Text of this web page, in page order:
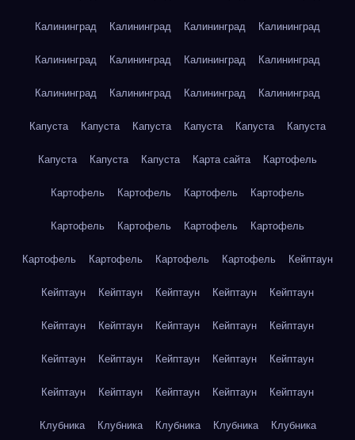
Калининград Калининград Калининград Калининград
Калининград Калининград Калининград Калининград
Калининград Калининград Калининград Калининград
Капуста Капуста Капуста Капуста Капуста Капуста
Капуста Капуста Капуста Карта сайта Картофель
Картофель Картофель Картофель Картофель
Картофель Картофель Картофель Картофель
Картофель Картофель Картофель Картофель Кейптаун
Кейптаун Кейптаун Кейптаун Кейптаун Кейптаун
Кейптаун Кейптаун Кейптаун Кейптаун Кейптаун
Кейптаун Кейптаун Кейптаун Кейптаун Кейптаун
Кейптаун Кейптаун Кейптаун Кейптаун Кейптаун
Клубника Клубника Клубника Клубника Клубника